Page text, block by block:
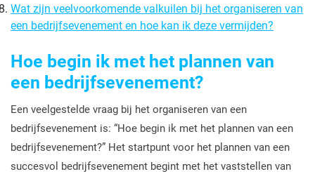
Wat zijn veelvoorkomende valkuilen bij het organiseren van
een bedrijfsevenement en hoe kan ik deze vermijden?
Hoe begin ik met het plannen van
een bedrijfsevenement?
Een veelgestelde vraag bij het organiseren van een
bedrijfsevenement is: “Hoe begin ik met het plannen van een
bedrijfsevenement?” Het startpunt voor het plannen van een
succesvol bedrijfsevenement begint met het vaststellen van